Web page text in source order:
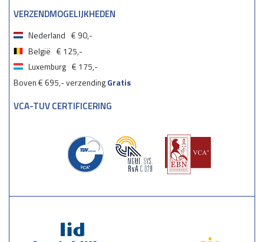
VERZENDMOGELIJKHEDEN
Nederland € 90,-
België € 125,-
Luxemburg € 175,-
Boven € 695,- verzendingGratis
VCA-TUV CERTIFICERING